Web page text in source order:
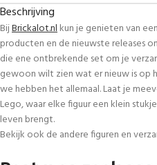
Beschrijving
BijBrickalot.nlkun je genieten van
producten en de nieuwste releases
die ene ontbrekende set om je
gewoon wilt zien wat er nieuw is op
we hebben het allemaal. Laat je
Lego, waar elke figuur een klein
leven brengt.
Bekijk ook de andere figuren en